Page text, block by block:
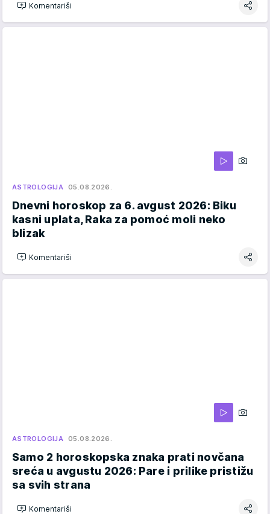
Komentariši
ASTROLOGIJA 05.08.2026.
Dnevni horoskop za 6. avgust 2026: Biku
kasni uplata, Raka za pomoć moli neko
blizak
Komentariši
ASTROLOGIJA 05.08.2026.
Samo 2 horoskopska znaka prati novčana
sreća u avgustu 2026: Pare i prilike pristižu
sa svih strana
Komentariši